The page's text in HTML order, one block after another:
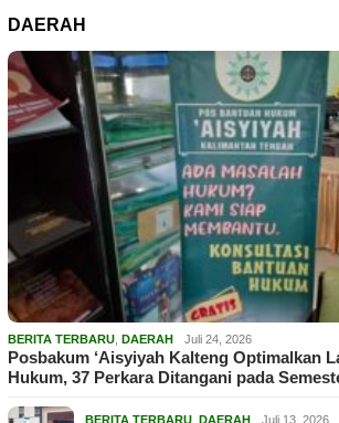
DAERAH
BERITA TERBARU DAERAH Juli 24, 2026
Posbakum ‘Aisyiyah Kalteng Optimalkan
Hukum, 37 Perkara Ditangani pada
BERITA TERBARU DAERAH Juli 13, 2026